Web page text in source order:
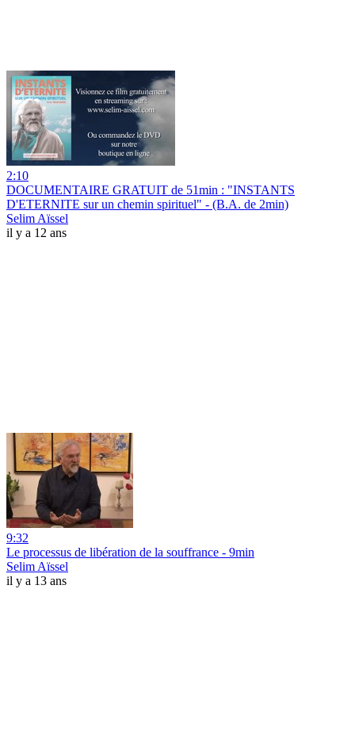
2:10
DOCUMENTAIRE GRATUIT de 51min : "INSTANTS
D'ETERNITE sur un chemin spirituel" - (B.A. de 2min)
Selim Aïssel
il y a 12 ans
9:32
Le processus de libération de la souffrance - 9min
Selim Aïssel
il y a 13 ans